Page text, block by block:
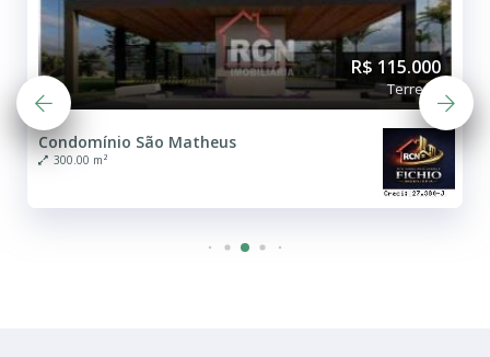
R$ 115.000
Terreno
Condomínio São Matheus
300.00 m²